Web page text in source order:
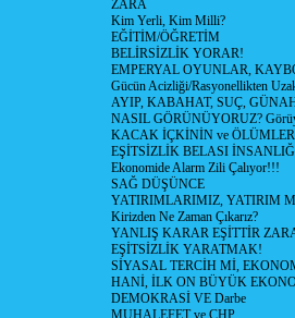
ZARA
Kim Yerli, Kim Milli?
EĞİTİM/ÖĞRETİM
BELİRSİZLİK YORAR!
EMPERYAL OYUNLAR,
Gücün Acizliği/Rasyonellikten
AYIP, KABAHAT, SUÇ,
NASIL GÖRÜNÜYORUZ?
KACAK İÇKİNİN ve
EŞİTSİZLİK BELASI
Ekonomide Alarm Zili Çalıyor!!!
SAĞ DÜŞÜNCE
YATIRIMLARIMIZ, YATIRIM
Kirizden Ne Zaman Çıkarız?
YANLIŞ KARAR EŞİTTİR
EŞİTSİZLİK YARATMAK!
SİYASAL TERCİH Mİ,
HANİ, İLK ON BÜYÜK
DEMOKRASİ VE Darbe
MUHALEFET ve CHP